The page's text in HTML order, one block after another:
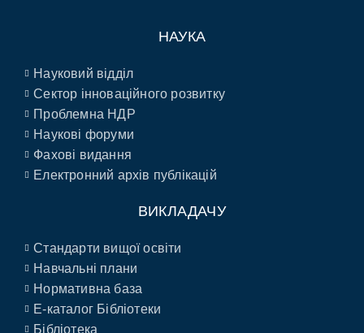
НАУКА
Науковий відділ
Сектор інноваційного розвитку
Проблемна НДР
Наукові форуми
Фахові видання
Електронний архів публікацій
ВИКЛАДАЧУ
Стандарти вищої освіти
Навчальні плани
Нормативна база
E-каталог Бібліотеки
Бібліотека